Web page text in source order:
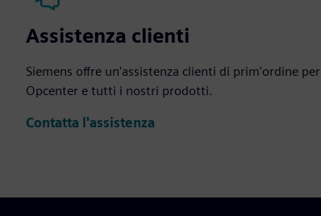
Assistenza clienti
Siemens offre un'assistenza clienti di prim'ordine per
Opcenter e tutti i nostri prodotti.
Contatta l'assistenza